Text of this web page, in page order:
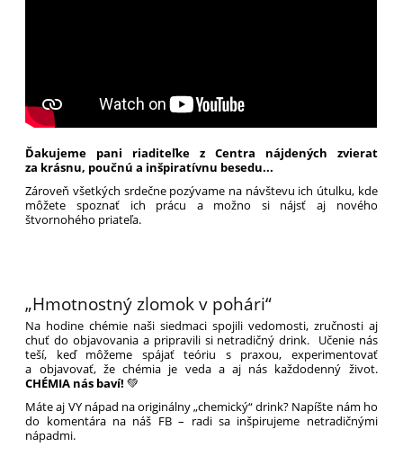
Ďakujeme pani riaditeľke z Centra nájdených zvierat
za krásnu, poučnú a inšpiratívnu besedu...
Zároveň všetkých srdečne pozývame na návštevu ich útulku, kde
môžete spoznať ich prácu a možno si nájsť aj nového
štvornohého priateľa.
„Hmotnostný zlomok v pohári“
Na hodine chémie naši siedmaci spojili vedomosti, zručnosti aj
chuť do objavovania a pripravili si netradičný drink. Učenie nás
teší, keď môžeme spájať teóriu s praxou, experimentovať
a objavovať, že chémia je veda a aj nás každodenný život.
CHÉMIA nás baví! 💚
Máte aj VY nápad na originálny „chemický“ drink? Napíšte nám ho
do komentára na náš FB – radi sa inšpirujeme netradičnými
nápadmi.